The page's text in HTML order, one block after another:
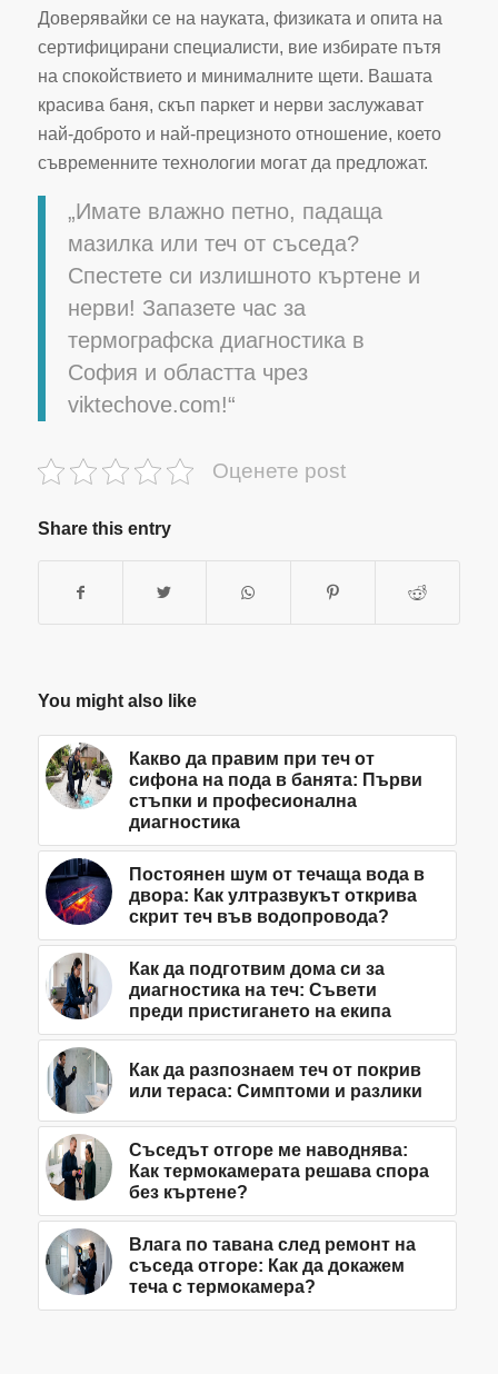
Доверявайки се на науката, физиката и опита на
сертифицирани специалисти, вие избирате пътя
на спокойствието и минималните щети. Вашата
красива баня, скъп паркет и нерви заслужават
най-доброто и най-прецизното отношение, което
съвременните технологии могат да предложат.
„Имате влажно петно, падаща
мазилка или теч от съседа?
Спестете си излишното къртене и
нерви! Запазете час за
термографска диагностика в
София и областта чрез
viktechove.com!“
Оценете post
Share this entry
You might also like
Какво да правим при теч от
сифона на пода в банята: Първи
стъпки и професионална
диагностика
Постоянен шум от течаща вода в
двора: Как ултразвукът открива
скрит теч във водопровода?
Как да подготвим дома си за
диагностика на теч: Съвети
преди пристигането на екипа
Как да разпознаем теч от покрив
или тераса: Симптоми и разлики
Съседът отгоре ме наводнява:
Как термокамерата решава спора
без къртене?
Влага по тавана след ремонт на
съседа отгоре: Как да докажем
теча с термокамера?